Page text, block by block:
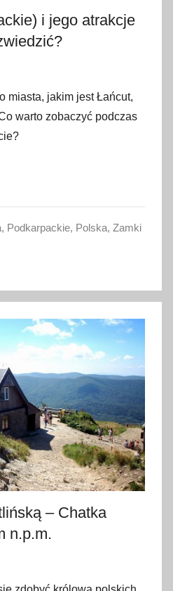
i jego atrakcje
miasta, jakim jest Łańcut,
warto zobaczyć podczas
, Podkarpackie, Polska, Zamki
– Chatka
n.p.m.